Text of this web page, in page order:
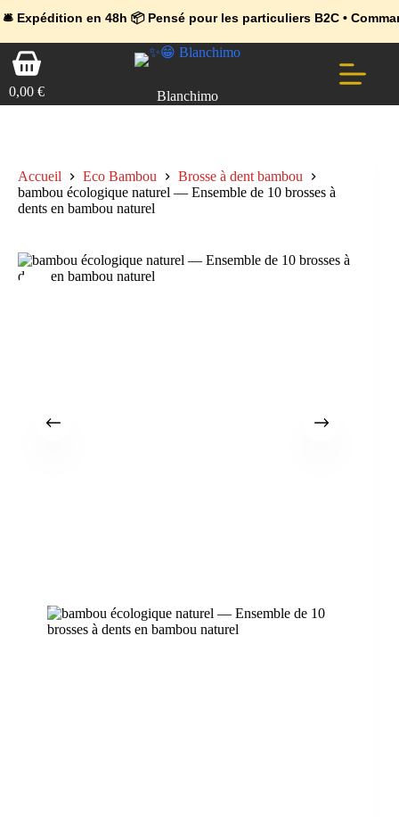
en 48h 📦 Pensé pour les particuliers B2C • Commande
🔥 Déjà adopté par les pros 👉 Passez en Espace Pro B2B 📦
💼 Offres réservées aux professionnels 🚀 Rejoignez l’Espace Pro
PasserPanier
d’achat
0,00 € Blanchimo
Accueil Eco Bambou
Brosse à dent bambou
bambou écologique naturel — Ensemble de 10 brosses à
dents en bambou naturel